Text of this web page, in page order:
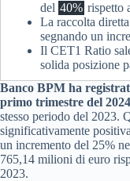
del 40% rispetto
La raccolta
segnando un
Il CET1 Ratio
solida posizione
Banco BPM ha
primo trimestre del 2024
stesso periodo del 2023.
significativamente
un incremento del 25%
765,14 milioni di euro
2023.